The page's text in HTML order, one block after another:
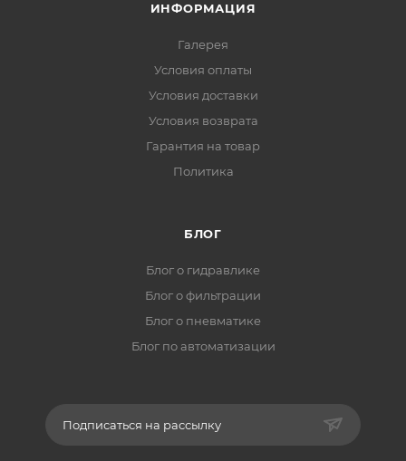
ИНФОРМАЦИЯ
Галерея
Условия оплаты
Условия доставки
Условия возврата
Гарантия на товар
Политика
БЛОГ
Блог о гидравлике
Блог о фильтрации
Блог о пневматике
Блог по автоматизации
Подписаться на рассылку